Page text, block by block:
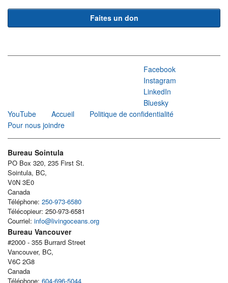
Faites un don
Facebook
Instagram
LinkedIn
Bluesky
YouTube
Accueil
Politique de confidentialité
Pour nous joindre
Bureau Sointula
PO Box 320, 235 First St.
Sointula, BC,
V0N 3E0
Canada
Téléphone: 250-973-6580
Télécopieur: 250-973-6581
Courriel: info@livingoceans.org
Bureau Vancouver
#2000 - 355 Burrard Street
Vancouver, BC,
V6C 2G8
Canada
Téléphone: 604-696-5044